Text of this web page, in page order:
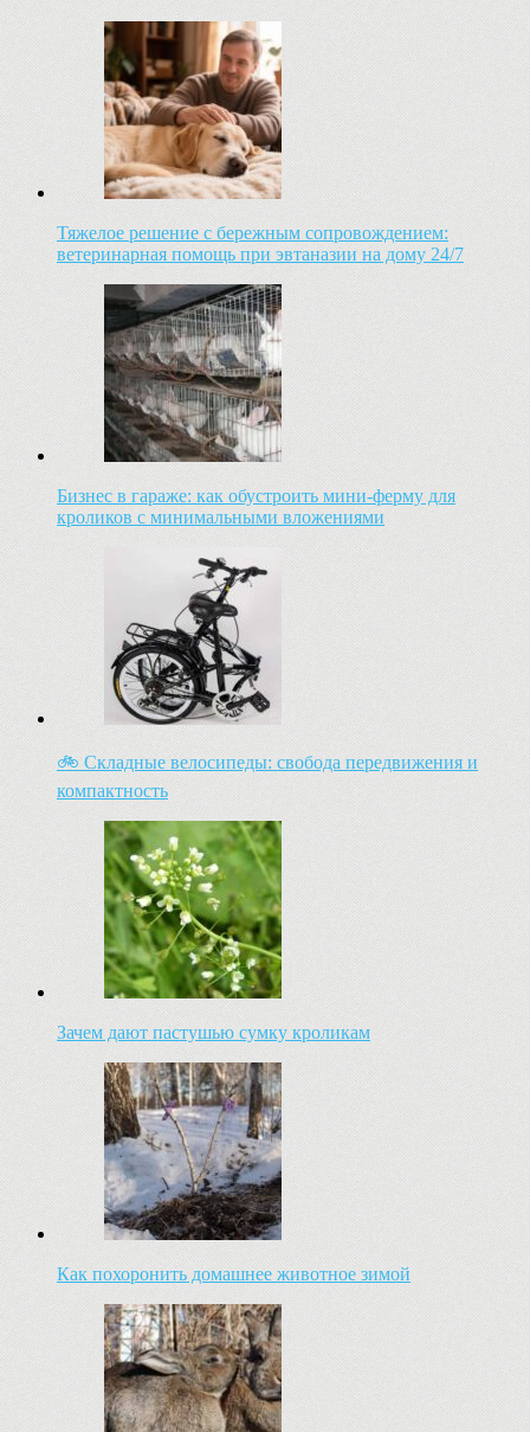
Тяжелое решение с бережным сопровождением:
ветеринарная помощь при эвтаназии на дому 24/7
Бизнес в гараже: как обустроить мини-ферму для
кроликов с минимальными вложениями
🚲 Складные велосипеды: свобода передвижения и
компактность
Зачем дают пастушью сумку кроликам
Как похоронить домашнее животное зимой